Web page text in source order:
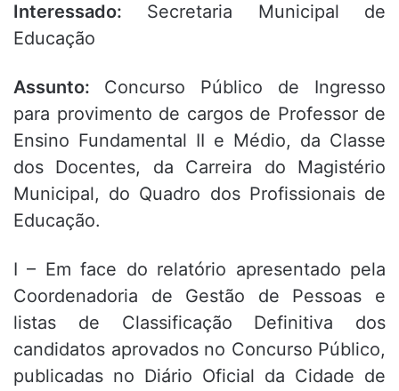
Interessado: Secretaria Municipal de
Educação
Assunto: Concurso Público de Ingresso
para provimento de cargos de Professor de
Ensino Fundamental II e Médio, da Classe
dos Docentes, da Carreira do Magistério
Municipal, do Quadro dos Profissionais de
Educação.
I – Em face do relatório apresentado pela
Coordenadoria de Gestão de Pessoas e
listas de Classificação Definitiva dos
candidatos aprovados no Concurso Público,
publicadas no Diário Oficial da Cidade de